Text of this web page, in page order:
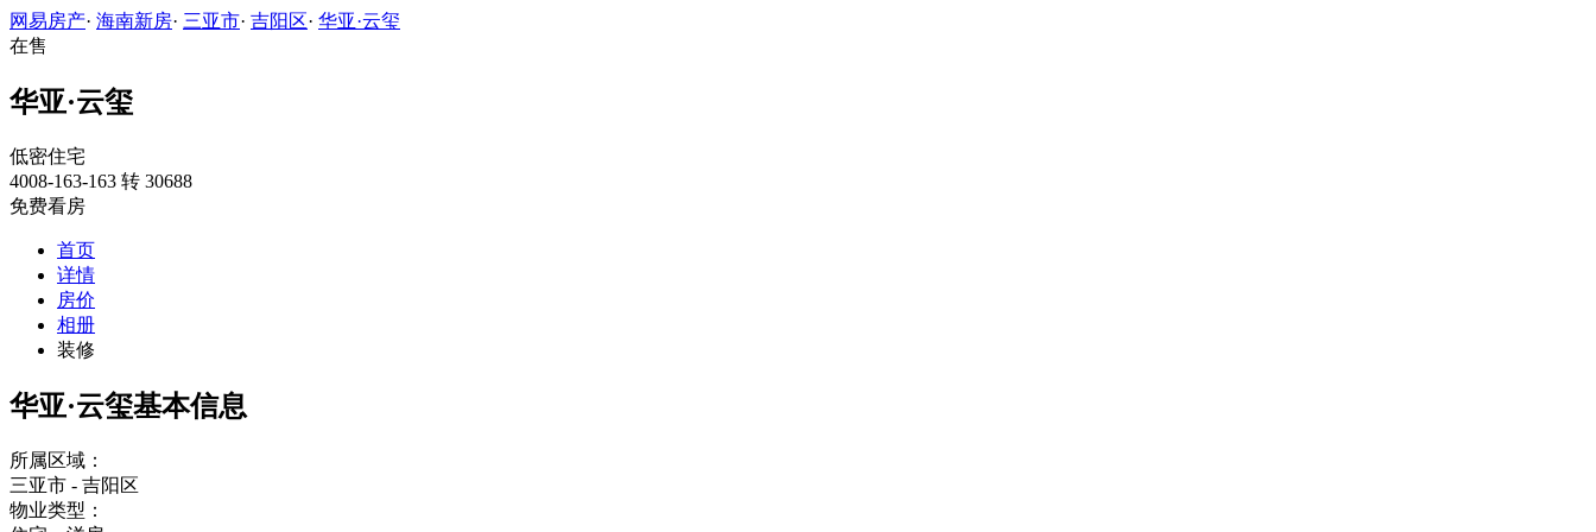
网易房产· 海南新房· 三亚市· 吉阳区· 华亚·云玺
在售
华亚·云玺
低密住宅
4008-163-163 转 30688
免费看房
首页
详情
房价
相册
装修
华亚·云玺基本信息
所属区域：
三亚市 - 吉阳区
物业类型：